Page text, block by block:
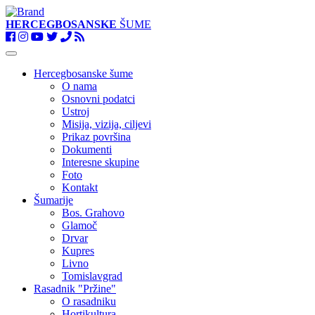
HERCEGBOSANSKE ŠUME
Toggle
navigationHercegbosanske šume
O nama
Osnovni podatci
Ustroj
Misija, vizija, ciljevi
Prikaz površina
Dokumenti
Interesne skupine
Foto
Kontakt
Šumarije
Bos. Grahovo
Glamoč
Drvar
Kupres
Livno
Tomislavgrad
Rasadnik "Pržine"
O rasadniku